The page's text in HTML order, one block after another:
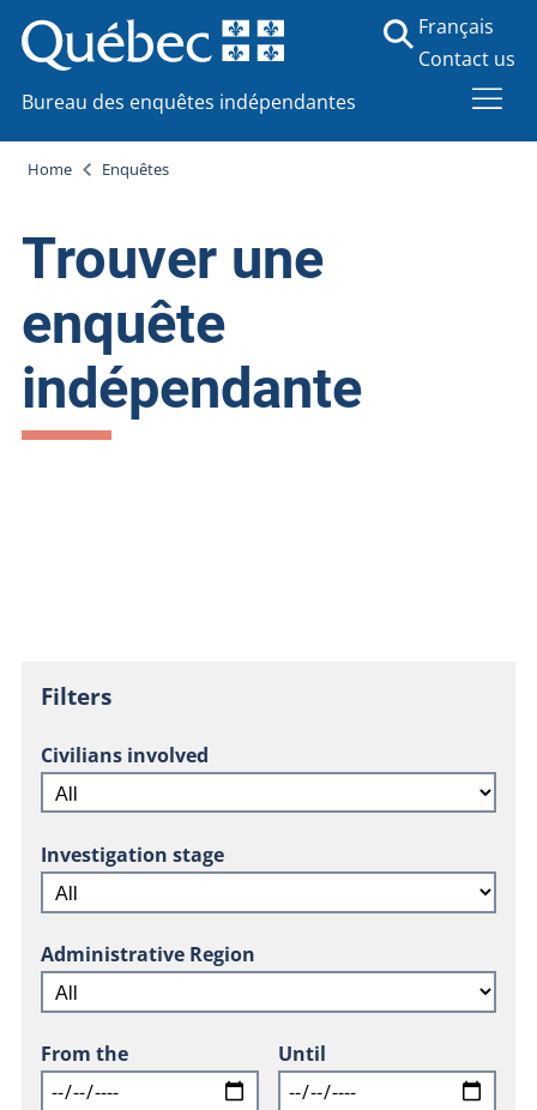
Bureau des enquêtes indépendantes
Français
Contact us
Home Enquêtes
Trouver une
enquête
indépendante
Filters
Civilians involved
Investigation stage
Administrative Region
From the Until